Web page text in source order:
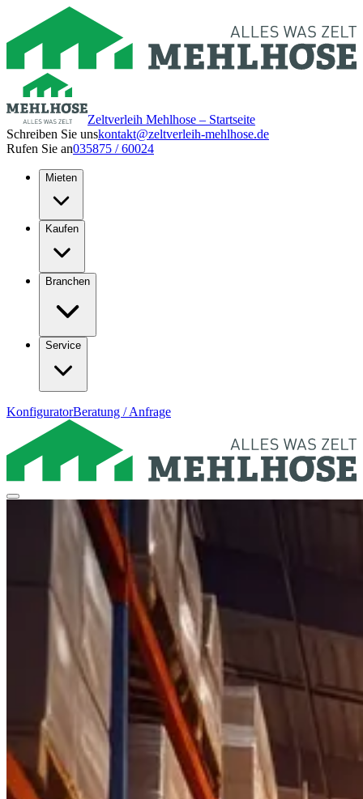
Zeltverleih Mehlhose – Startseite
Schreiben Sie unskontakt@zeltverleih-mehlhose.de
Rufen Sie an035875 / 60024
Mieten
Kaufen
Branchen
Service
KonfiguratorBeratung / Anfrage